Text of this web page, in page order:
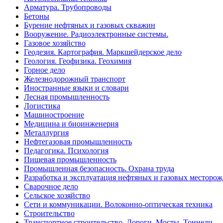
Арматура. Трубопроводы
Бетоны
Бурение нефтяных и газовых скважин
Вооружение. Радиоэлектронные системы.
Газовое хозяйство
Геодезия. Картография. Маркшейдерское дело
Геология. Геофизика. Геохимия
Горное дело
Железнодорожный транспорт
Иностранные языки и словари
Лесная промышленность
Логистика
Машиностроение
Медицина и биоинженерия
Металлургия
Нефтегазовая промышленность
Педагогика. Психология
Пищевая промышленность
Промышленная безопасность. Охрана труда
Разработка и эксплуатация нефтяных и газовых
Сварочное дело
Сельское хозяйство
Сети и коммуникации. Волоконно-оптическая техника
Строительство